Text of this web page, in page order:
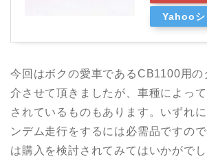
Yahooシ
今回はボクの愛車であるCB1100用の
介させて頂きましたが、車種によっ
されているものもあります。いずれ
ンデム走行をするには必需品ですの
は購入を検討されてみてはいかがでし